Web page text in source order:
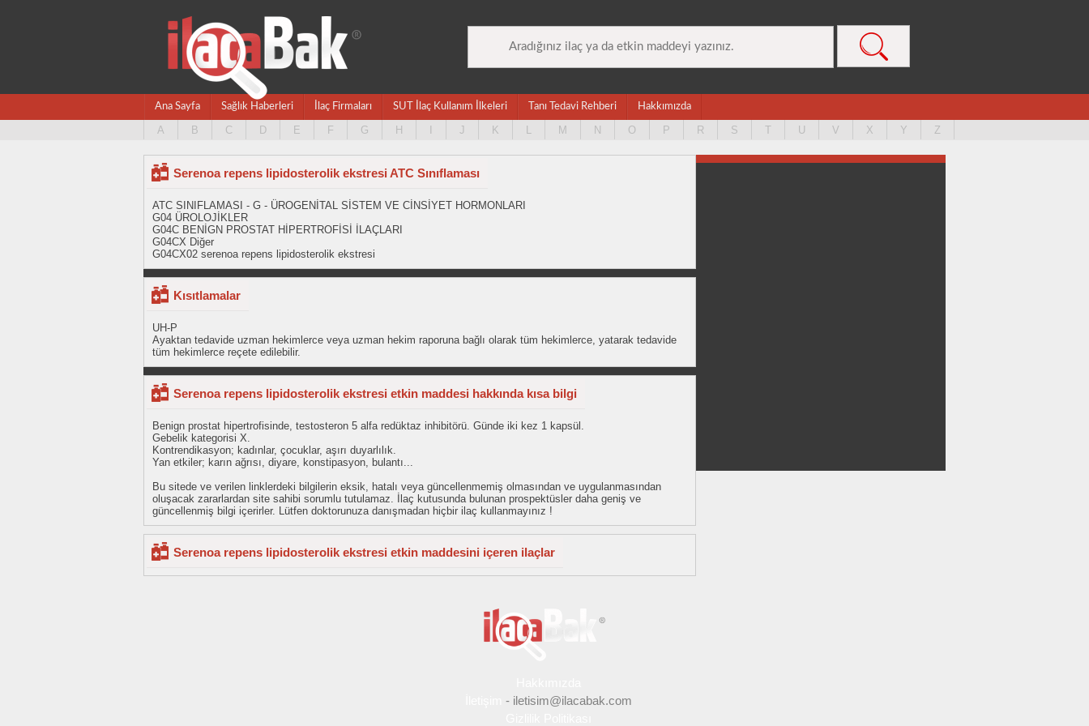
Ana Sayfa Sağlık Haberleri İlaç Firmaları SUT İlaç Kullanım İlkeleri Tanı Tedavi Rehberi Hakkımızda
A B C D E F G H J K L M N O P R S T U V X Y Z
Serenoa repens lipidosterolik ekstresi ATC Sınıflaması
ATC SINIFLAMASI - G - ÜROGENİTAL SİSTEM VE CİNSİYET HORMONLARI
G04 ÜROLOJİKLER
G04C BENİGN PROSTAT HİPERTROFİSİ İLAÇLARI
G04CX Diğer
G04CX02 serenoa repens lipidosterolik ekstresi
Kısıtlamalar
UH-P
Ayaktan tedavide uzman hekimlerce veya uzman hekim raporuna bağlı olarak tüm hekimlerce, yatarak tedavide
tüm hekimlerce reçete edilebilir.
Serenoa repens lipidosterolik ekstresi etkin maddesi hakkında kısa bilgi
Benign prostat hipertrofisinde, testosteron 5 alfa redüktaz inhibitörü. Günde iki kez 1 kapsül.
Gebelik kategorisi X.
Kontrendikasyon; kadınlar, çocuklar, aşırı duyarlılık.
Yan etkiler; karın ağrısı, diyare, konstipasyon, bulantı...
Bu sitede ve verilen linklerdeki bilgilerin eksik, hatalı veya güncellenmemiş olmasından ve uygulanmasından
oluşacak zararlardan site sahibi sorumlu tutulamaz. İlaç kutusunda bulunan prospektüsler daha geniş ve
güncellenmiş bilgi içerirler. Lütfen doktorunuza danışmadan hiçbir ilaç kullanmayınız !
Serenoa repens lipidosterolik ekstresi etkin maddesini içeren ilaçlar
- iletisim@ilacabak.com